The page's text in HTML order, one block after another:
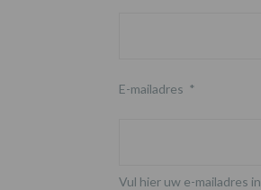
E-mailadres *
Vul hier uw e-mailadres in